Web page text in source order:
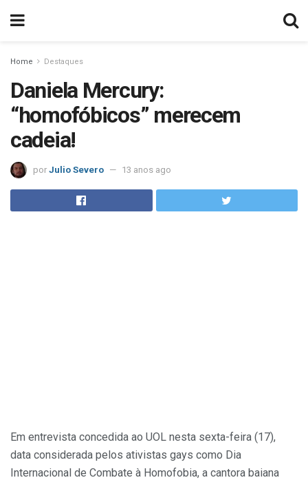
Home Destaques
Daniela Mercury:
“homofóbicos” merecem
cadeia!
por Julio Severo 13 anos ago
Em entrevista concedida ao UOL nesta sexta-feira (17),
data considerada pelos ativistas gays como Dia
Internacional de Combate à Homofobia, a cantora baiana